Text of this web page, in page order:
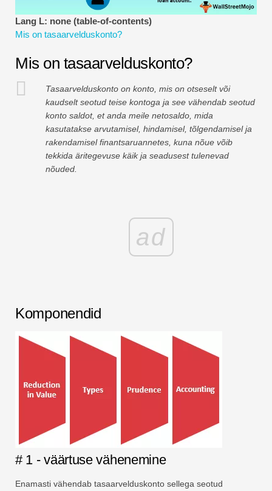
Finantsmodelleerimise õpetused
Täisvorm
Riskijuhtimise õpetused
Lang L: none (table-of-contents)
Mis on tasaarvelduskonto?
Mis on tasaarvelduskonto?
Tasaarvelduskonto on konto, mis on otseselt või
kaudselt seotud teise kontoga ja see vähendab seotud
konto saldot, et anda meile netosaldo, mida
kasutatakse arvutamisel, hindamisel, tõlgendamisel ja
rakendamisel finantsaruannetes, kuna nõue võib
tekkida äritegevuse käik ja seadusest tulenevad
nõuded.
ad
Komponendid
# 1 - väärtuse vähenemine
Enamasti vähendab tasaarvelduskonto sellega seotud